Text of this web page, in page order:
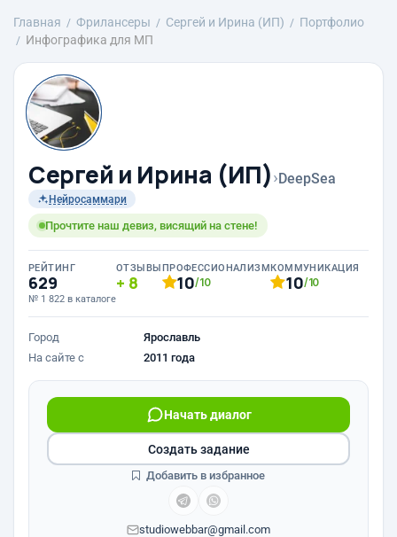
Главная Фрилансеры Сергей и Ирина (ИП)
Портфолио
Инфографика для МП
Сергей и Ирина (ИП)›DeepSea
Нейросаммари
Прочтите наш девиз, висящий на стене!
РЕЙТИНГ
629
№ 1 822 в каталоге
ОТЗЫВЫ
8
ПРОФЕССИОНАЛИЗМ
10/10
КОММУНИКАЦИЯ
10/10
Город
Ярославль
На сайте с
2011 года
Начать диалог
studiowebbar@gmail.com
Создать задание
Добавить в избранное